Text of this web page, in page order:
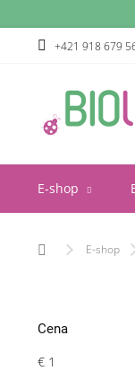
na
+421 918 679
E-shop
DomovE-shop
č
n
Cena
€ 1